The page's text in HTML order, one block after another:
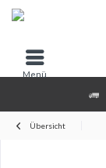
Menü
Übersicht